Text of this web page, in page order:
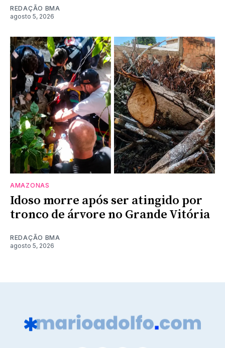
REDAÇÃO BMA
agosto 5, 2026
AMAZONAS
Idoso morre após ser atingido por
tronco de árvore no Grande Vitória
REDAÇÃO BMA
agosto 5, 2026